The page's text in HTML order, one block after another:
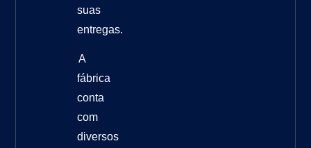
suas
entregas.
A
fábrica
conta
com
diversos